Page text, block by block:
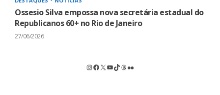
Ossesio Silva empossa nova secretária estadual do
Republicanos 60+ no Rio de Janeiro
27/06/2026
Instagram
Facebook
X Youtube
TikTok
Threads
Flickr